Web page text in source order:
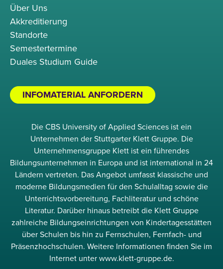
Über Uns
Akkreditierung
Standorte
Semestertermine
Duales Studium Guide
INFOMATERIAL ANFORDERN
Die CBS University of Applied Sciences ist ein
Unternehmen der Stuttgarter Klett Gruppe. Die
Unternehmensgruppe Klett ist ein führendes
Bildungsunternehmen in Europa und ist international in 24
Ländern vertreten. Das Angebot umfasst klassische und
moderne Bildungsmedien für den Schulalltag sowie die
Unterrichtsvorbereitung, Fachliteratur und schöne
Literatur. Darüber hinaus betreibt die Klett Gruppe
zahlreiche Bildungseinrichtungen von Kindertagesstätten
über Schulen bis hin zu Fernschulen, Fernfach- und
Präsenzhochschulen. Weitere Informationen finden Sie im
Internet unter www.klett-gruppe.de.